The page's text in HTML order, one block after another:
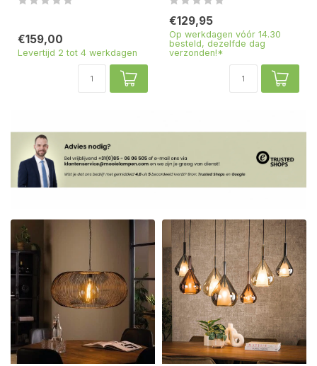
€159,00
Levertijd 2 tot 4 werkdagen
€129,95
Op werkdagen vóór 14.30
besteld, dezelfde dag
verzonden!*